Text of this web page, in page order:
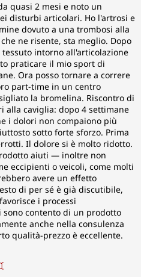
quasi 2 mesi e noto un
disturbi articolari. Ho l'artrosi e
dovuto a una trombosi alla
ne risente, sta meglio. Dopo
intorno all'articolazione
praticare il mio sport di
Ora posso tornare a correre
part-time in un centro
la bromelina. Riscontro di
alla caviglia: dopo 4 settimane
i dolori non compaiono più
sotto forte sforzo. Prima
Il dolore si è molto ridotto.
aiuti — inoltre non
eccipienti o veicoli, come molti
avere un effetto
di per sé è già discutibile,
i processi
contento di un prodotto
anche nella consulenza
qualità-prezzo è eccellente.